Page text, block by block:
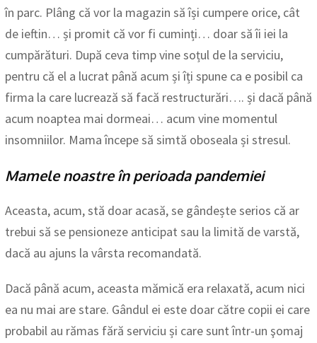
în parc. Plâng că vor la magazin să își cumpere orice, cât
de ieftin… și promit că vor fi cuminți… doar să îi iei la
cumpărături. După ceva timp vine soțul de la serviciu,
pentru că el a lucrat până acum și îți spune ca e posibil ca
firma la care lucrează să facă restructurări…. și dacă până
acum noaptea mai dormeai… acum vine momentul
insomniilor. Mama începe să simtă oboseala și stresul.
Mamele noastre în perioada pandemiei
Aceasta, acum, stă doar acasă, se gândește serios că ar
trebui să se pensioneze anticipat sau la limită de varstă,
dacă au ajuns la vârsta recomandată.
Dacă până acum, aceasta mămică era relaxată, acum nici
ea nu mai are stare. Gândul ei este doar către copii ei care
probabil au rămas fără serviciu și care sunt într-un şomaj